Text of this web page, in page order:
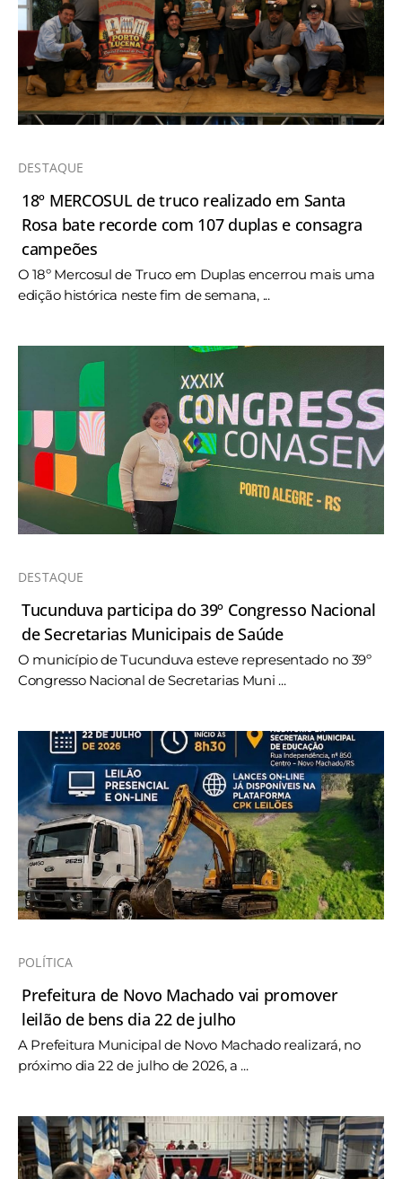
DESTAQUE
18º MERCOSUL de truco realizado em Santa
Rosa bate recorde com 107 duplas e consagra
campeões
O 18º Mercosul de Truco em Duplas encerrou mais uma
edição histórica neste fim de semana, ...
DESTAQUE
Tucunduva participa do 39º Congresso Nacional
de Secretarias Municipais de Saúde
O município de Tucunduva esteve representado no 39º
Congresso Nacional de Secretarias Muni ...
POLÍTICA
Prefeitura de Novo Machado vai promover
leilão de bens dia 22 de julho
A Prefeitura Municipal de Novo Machado realizará, no
próximo dia 22 de julho de 2026, a ...